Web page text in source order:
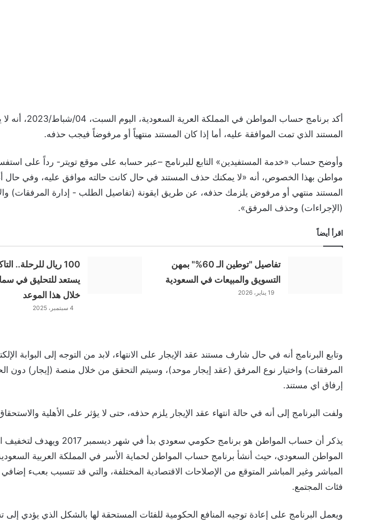
أكد برنامج حساب المواطن في المملكة
المستند الذي تمت الموافقة عليه، أما إذا كان المستند منتهياً أو مرفوضاً فيجب حذفه.
وأوضح حساب «خدمة المستفيدين» التابع للبرنامج –عبر حسابه على موقع تويتر- رداً على
مواطن بهذا الخصوص، أنه «لا يمكنك حذف المستند في حال كانت حالته موافق عليه، وفي حال
المستند منتهي أو مرفوض يلزمك حذفه، عن طريق ايقونة (تفاصيل الطلب - إدارة المرفقات)
(الإجراءات) وحذف المرفق».
اقرأ أيضاً
تفاصيل "توطين الـ 60%" بمهن
التسويق والمبيعات في السعودية
19 يناير، 2026
100 ريال للرحلة..
يستعد للتحليق في
خلال هذا الموعد
4 سبتمبر، 2025
وتابع البرنامج أنه في حال شارف مستند عقد الإيجار على الانتهاء، لابد من التوجه إلى البوابة
المرفقات) واختيار نوع المرفق (عقد إيجار موحد)، وسيتم التحقق من خلال منصة (إيجار) دون
إرفاق اي مستند.
ولفت البرنامج إلى أنه في حالة انتهاء عقد الإيجار يلزم حذفه، حتى لا يؤثر على الأهلية
يذكر أن حساب المواطن هو برنامج حكومي سعودي بدأ في شهر
المواطن السعودي، حيث أنشأ برنامج حساب المواطن لحماية الأسر في المملكة العربية
المباشر وغير المباشر المتوقع من الإصلاحات الاقتصادية المختلفة، والتي قد تتسبب بعبء
فئات المجتمع.
ويعمل البرنامج على إعادة توجيه المنافع الحكومية للفئات المستحقة لها بالشكل الذي يؤدي إلى